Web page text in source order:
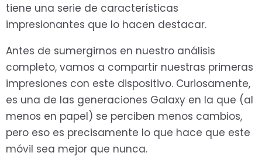
tiene una serie de características
impresionantes que lo hacen destacar.
Antes de sumergirnos en nuestro análisis
completo, vamos a compartir nuestras primeras
impresiones con este dispositivo. Curiosamente,
es una de las generaciones Galaxy en la que (al
menos en papel) se perciben menos cambios,
pero eso es precisamente lo que hace que este
móvil sea mejor que nunca.